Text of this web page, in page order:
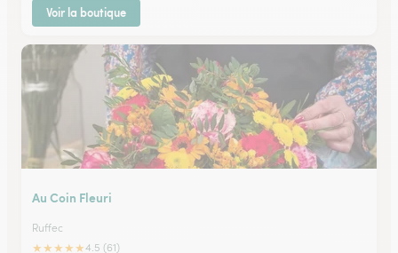
Voir la boutique
Au Coin Fleuri
Ruffec
★★★★★4.5 (61)